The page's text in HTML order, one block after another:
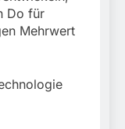
Do für
Mehrwert